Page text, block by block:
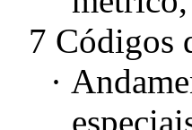
7 Códigos
·